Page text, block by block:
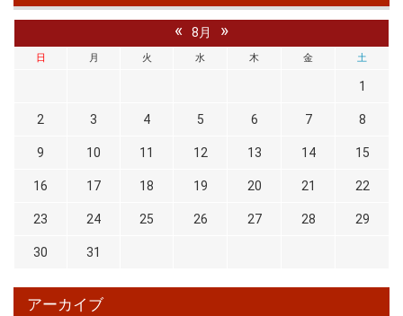
« 8月 »
日 月 火 水 木 金 土
1
2 3 4 5 6 7 8
9 10 11 12 13 14 15
16 17 18 19 20 21 22
23 24 25 26 27 28 29
30 31
アーカイブ